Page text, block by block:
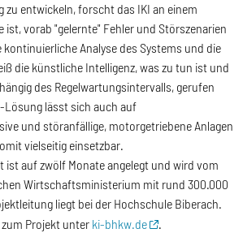
zu entwickeln, forscht das IKI an einem
ist, vorab "gelernte" Fehler und Störszenarien
Analyse des Systems und die
die künstliche Intelligenz, was zu tun ist und
des Regelwartungsintervalls, gerufen
Lösung lässt sich auch auf
und störanfällige, motorgetriebene Anlagen
vielseitig einsetzbar.
ist auf zwölf Monate angelegt und wird vom
Wirtschaftsministerium mit rund 300.000
liegt bei der Hochschule Biberach.
Projekt unter ki-bhkw.de .